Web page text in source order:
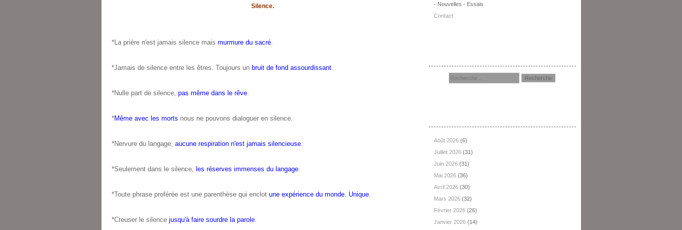
Silence.
*La prière n'est jamais silence mais murmure du sacré.
*Jamais de silence entre les êtres. Toujours un bruit de fond assourdissant.
*Nulle part de silence, pas même dans le rêve.
*Même avec les morts nous ne pouvons dialoguer en silence.
*Nervure du langage, aucune respiration n'est jamais silencieuse.
*Seulement dans le silence, les réserves immenses du langage.
*Toute phrase proférée est une parenthèse qui enclot une expérience du monde. Unique.
*Creuser le silence jusqu'à faire sourdre la parole.
- Nouvelles - Essais
Contact
Août 2026 (6)
Juillet 2026 (31)
Juin 2026 (31)
Mai 2026 (36)
Avril 2026 (30)
Mars 2026 (32)
Février 2026 (26)
Janvier 2026 (14)